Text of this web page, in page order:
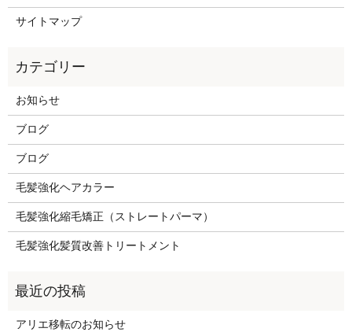
サイトマップ
お知らせ
ブログ
ブログ
毛髪強化ヘアカラー
毛髪強化縮毛矯正（ストレートパーマ）
毛髪強化髪質改善トリートメント
アリエ移転のお知らせ